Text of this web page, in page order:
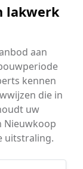
lakwerk
aan
kennen
die in
uw
Nieuwkoop
uitstraling.